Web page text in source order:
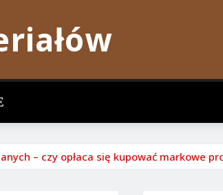
– czy opłaca się kupować markowe